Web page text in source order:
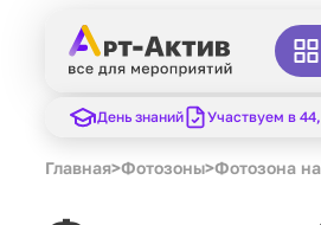
День знаний Участвуем в
Главная>Фотозоны>Фотозона